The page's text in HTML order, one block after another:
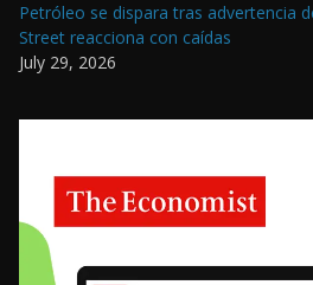
Petróleo se dispara tras advertencia
Street reacciona con caídas
July 29, 2026